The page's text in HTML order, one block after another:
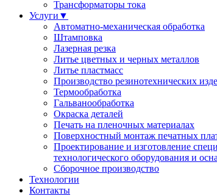
Трансформаторы тока
Услуги ▼
Автоматно-механическая обработка
Штамповка
Лазерная резка
Литье цветных и черных металлов
Литье пластмасс
Производство резинотехнических
Термообработка
Гальванообработка
Окраска деталей
Печать на пленочных материалах
Поверхностный монтаж печатных
Проектирование и изготовление
технологического оборудования и
Сборочное производство
Технологии
Контакты